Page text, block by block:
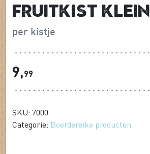
Fruitkist klein
per kistje
9,99
SKU: 7000
Categorie: Boerdereike producten